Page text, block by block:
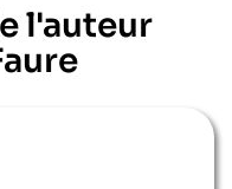
l'auteur